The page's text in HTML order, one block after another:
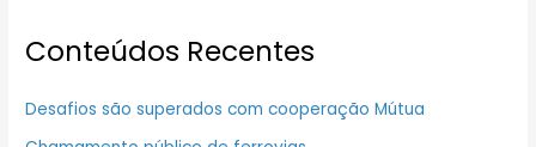
Conteúdos Recentes
Desafios são superados com cooperação Mútua